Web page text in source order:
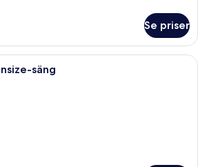
Se priser
Ett hotellrum med en säng, en stol,
säng